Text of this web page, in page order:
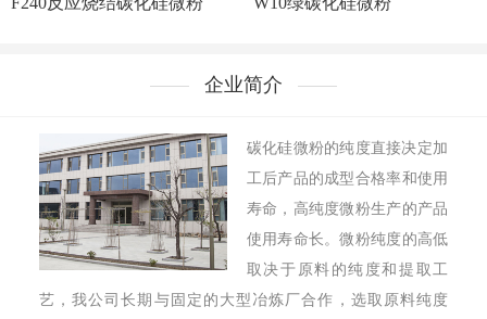
企业简介
碳化硅微粉的纯度直接决定加
工后产品的成型合格率和使用
寿命，高纯度微粉生产的产品
使用寿命长。微粉纯度的高低
取决于原料的纯度和提取工
艺，我公司长期与固定的大型冶炼厂合作，选取原料纯度